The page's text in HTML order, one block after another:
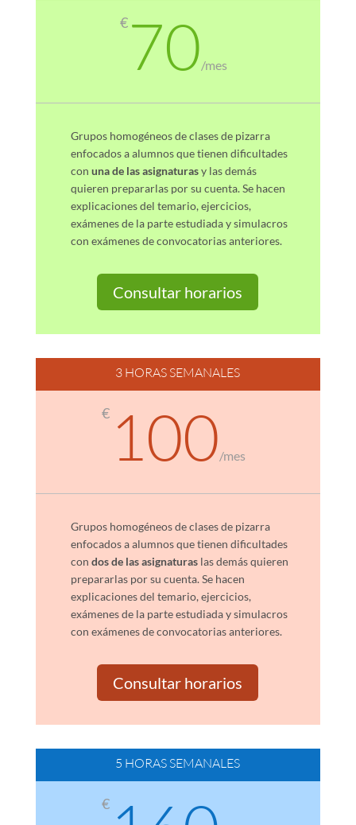
€ 70/mes
Grupos homogéneos de clases de pizarra
enfocados a alumnos que tienen dificultades
con una de las asignaturasy las demás
quieren prepararlas por su cuenta. Se hacen
explicaciones del temario, ejercicios,
exámenes de la parte estudiada y simulacros
con exámenes de convocatorias anteriores.
Consultar horarios
3 HORAS SEMANALES
€ 100/mes
Grupos homogéneos de clases de pizarra
enfocados a alumnos que tienen dificultades
con dos de las asignaturaslas demás quieren
prepararlas por su cuenta. Se hacen
explicaciones del temario, ejercicios,
exámenes de la parte estudiada y simulacros
con exámenes de convocatorias anteriores.
Consultar horarios
5 HORAS SEMANALES
€